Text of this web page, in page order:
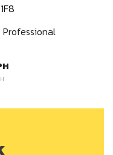
Professional